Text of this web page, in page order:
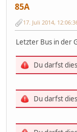
85A
17. Juli 2014,
Letzter Bus in der
Du darfst
Du darfst